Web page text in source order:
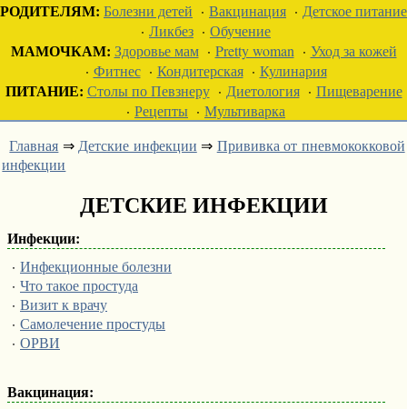
РОДИТЕЛЯМ: Болезни детей · Вакцинация · Детское питание
· Ликбез · Обучение
МАМОЧКАМ: Здоровье мам· Pretty woman · Уход за кожей
· Фитнес· Кондитерская· Кулинария
ПИТАНИЕ: Столы по Певзнеру· Диетология· Пищеварение
· Рецепты · Мультиварка
Главная ⇒ Детские инфекции ⇒ Прививка от пневмококковой
инфекции
ДЕТСКИЕ ИНФЕКЦИИ
Инфекции:
· Инфекционные болезни
· Что такое простуда
· Визит к врачу
· Самолечение простуды
· ОРВИ
Вакцинация: